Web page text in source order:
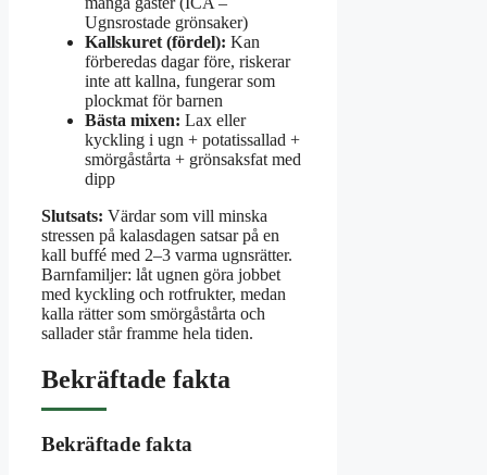
Ugnsrostade grönsaker)
Kallskuret (fördel): Kan
förberedas dagar före, riskerar
inte att kallna, fungerar som
plockmat för barnen
Bästa mixen: Lax eller
kyckling i ugn + potatissallad +
smörgåstårta + grönsaksfat med
dipp
Slutsats: Värdar som vill minska
stressen på kalasdagen satsar på en
kall buffé med 2–3 varma ugnsrätter.
Barnfamiljer: låt ugnen göra jobbet
med kyckling och rotfrukter, medan
kalla rätter som smörgåstårta och
sallader står framme hela tiden.
Bekräftade fakta
Bekräftade fakta